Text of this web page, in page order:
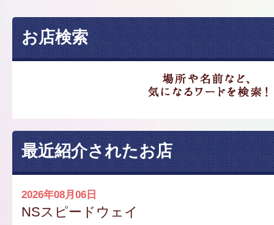
お店検索
最近紹介されたお店
2026年08月06日
NSスピードウェイ